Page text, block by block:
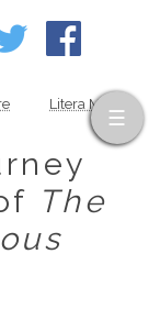
Litera MOV
The